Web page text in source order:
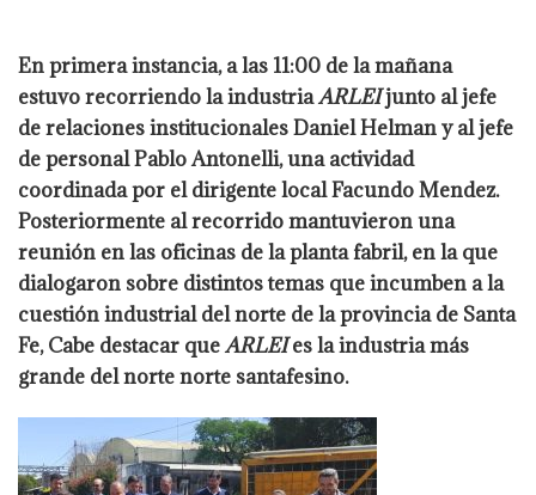
En primera instancia, a las 11:00 de la mañana
estuvo recorriendo la industriaARLEIjunto al jefe
de relaciones institucionales Daniel Helman y al jefe
de personal Pablo Antonelli, una actividad
coordinada por el dirigente local Facundo Mendez.
Posteriormente al recorrido mantuvieron una
reunión en las oficinas de la planta fabril, en la que
dialogaron sobre distintos temas que incumben a la
cuestión industrial del norte de la provincia de Santa
Fe, Cabe destacar queARLEIes la industria más
grande del norte norte santafesino.